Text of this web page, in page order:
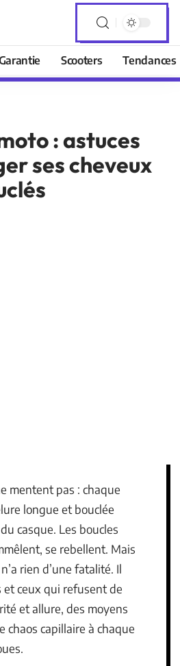
Scooters Tendances
: astuces
ses cheveux
mentent pas : chaque
longue et bouclée
casque. Les boucles
se rebellent. Mais
rien d’une fatalité. Il
et ceux qui refusent de
et allure, des moyens
chaos capillaire à chaque